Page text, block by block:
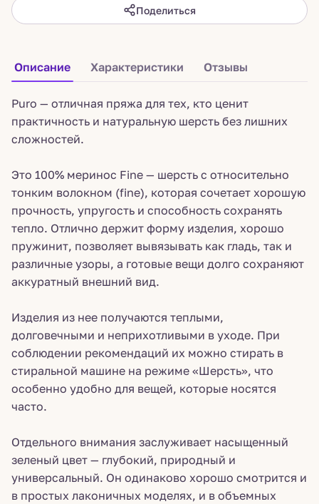
Поделиться
Описание Характеристики Отзывы
Puro — отличная пряжа для тех, кто ценит
практичность и натуральную шерсть без лишних
сложностей.
Это 100% меринос Fine — шерсть с относительно
тонким волокном (fine), которая сочетает хорошую
прочность, упругость и способность сохранять
тепло. Отлично держит форму изделия, хорошо
пружинит, позволяет вывязывать как гладь, так и
различные узоры, а готовые вещи долго сохраняют
аккуратный внешний вид.
Изделия из нее получаются теплыми,
долговечными и неприхотливыми в уходе. При
соблюдении рекомендаций их можно стирать в
стиральной машине на режиме «Шерсть», что
особенно удобно для вещей, которые носятся
часто.
Отдельного внимания заслуживает насыщенный
зеленый цвет — глубокий, природный и
универсальный. Он одинаково хорошо смотрится и
в простых лаконичных моделях, и в объемных